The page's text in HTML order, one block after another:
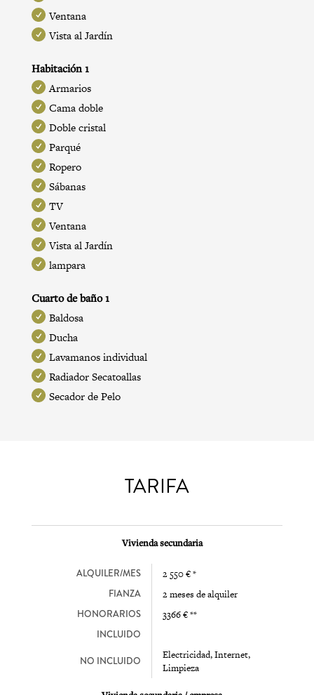
Ventana
Vista al Jardín
Habitación 1
Armarios
Cama doble
Doble cristal
Parqué
Ropero
Sábanas
TV
Ventana
Vista al Jardín
lampara
Cuarto de baño 1
Baldosa
Ducha
Lavamanos individual
Radiador Secatoallas
Secador de Pelo
TARIFA
Vivienda secundaria
ALQUILER/MES 2 550 € *
FIANZA 2 meses de alquiler
HONORARIOS 3366 € **
INCLUIDO
NO INCLUIDO
Electricidad, Internet,
Limpieza